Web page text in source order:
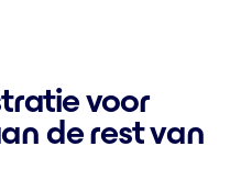
voor
de rest van